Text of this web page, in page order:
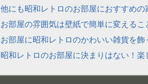
他にも昭和レトロのお部屋におすすめの
お部屋の雰囲気は壁紙で簡単に変えるこ
お部屋に昭和レトロのかわいい雑貨を飾
昭和レトロのお部屋に決まりはない！